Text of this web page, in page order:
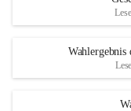
Wahlergebnis